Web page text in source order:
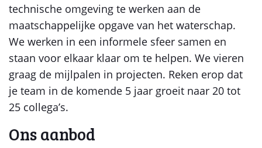
technische omgeving te werken aan de
maatschappelijke opgave van het waterschap.
We werken in een informele sfeer samen en
staan voor elkaar klaar om te helpen. We vieren
graag de mijlpalen in projecten. Reken erop dat
je team in de komende 5 jaar groeit naar 20 tot
25 collega’s.
Ons aanbod